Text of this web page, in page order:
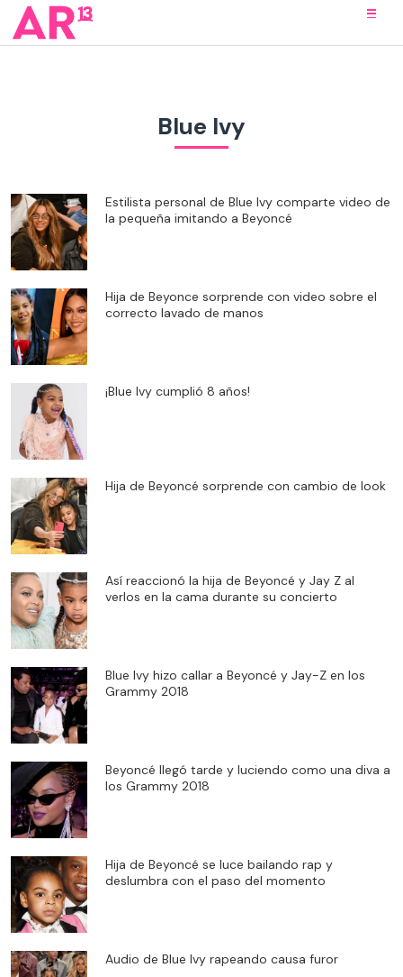
Blue Ivy
Estilista personal de Blue Ivy comparte video de
la pequeña imitando a Beyoncé
Hija de Beyonce sorprende con video sobre el
correcto lavado de manos
¡Blue Ivy cumplió 8 años!
Hija de Beyoncé sorprende con cambio de look
Así reaccionó la hija de Beyoncé y Jay Z al
verlos en la cama durante su concierto
Blue Ivy hizo callar a Beyoncé y Jay-Z en los
Grammy 2018
Beyoncé llegó tarde y luciendo como una diva a
los Grammy 2018
Hija de Beyoncé se luce bailando rap y
deslumbra con el paso del momento
Audio de Blue Ivy rapeando causa furor